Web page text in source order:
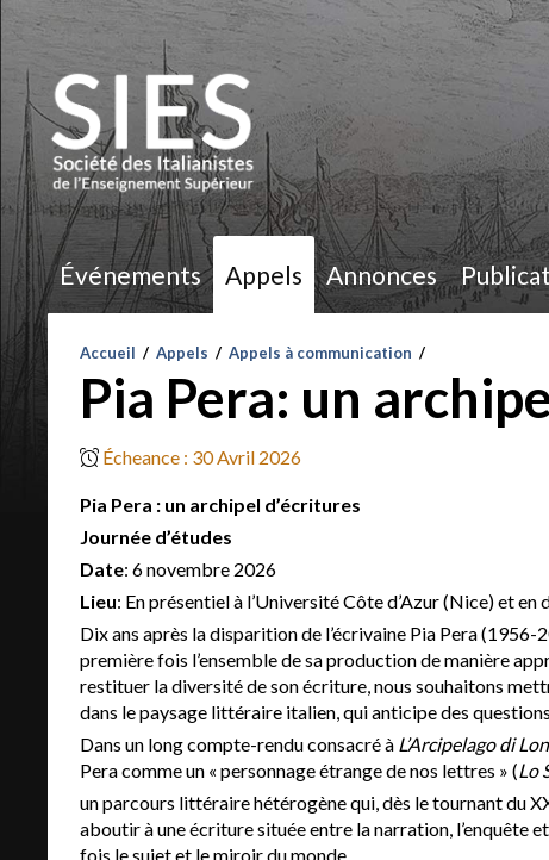
Événements Appels Annonces
Accueil / Appels / Appels à communication /
Pia Pera: un
Écheance : 30 Avril 2026
Pia Pera : un archipel d’écritures
Journée d’études
Date: 6 novembre 2026
Lieu: En présentiel à l’Université Côte d’Azur (Nice) et en
Dix ans après la disparition de l’écrivaine Pia Pera
première fois l’ensemble de sa production de manière
restituer la diversité de son écriture, nous souhaitons
dans le paysage littéraire italien, qui anticipe des
Dans un long compte-rendu consacré à L’Arcipelago di
Pera comme un « personnage étrange de nos lettres » (Lo
un parcours littéraire hétérogène qui, dès le tournant du
aboutir à une écriture située entre la narration, l’enquête
fois le sujet et le miroir du monde.